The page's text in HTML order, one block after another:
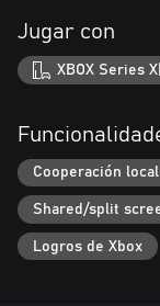
Jugar con
XBOX Series
Cooperación
Shared/split
Logros de Xbox